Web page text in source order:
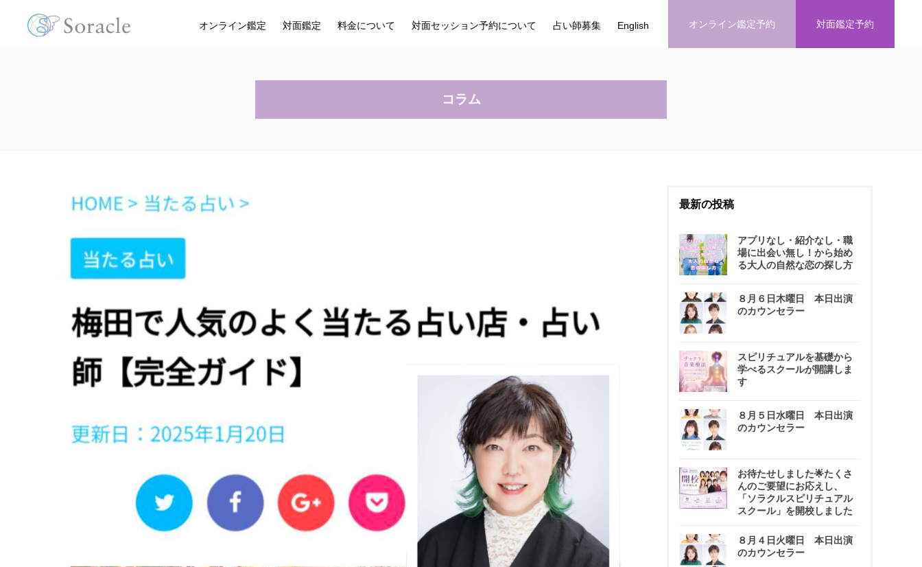
オンライン鑑定 対面鑑定 料金について 対面セッション予約について 占い師募集 English オンライン鑑定予約 対面鑑定予約
コラム
最新の投稿
アプリなし・紹介なし・職
場に出会い無し！から始め
る大人の自然な恋の探し方
８月６日木曜日 本日出演
のカウンセラー
スピリチュアルを基礎から
学べるスクールが開講しま
す
８月５日水曜日 本日出演
のカウンセラー
お待たせしました🌟たくさ
んのご要望にお応えし、
「ソラクルスピリチュアル
スクール」を開校しました
８月４日火曜日 本日出演
のカウンセラー